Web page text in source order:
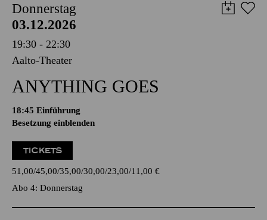
Donnerstag
03.12.2026
19:30 - 22:30
Aalto-Theater
ANYTHING GOES
18:45 Einführung
Besetzung einblenden
TICKETS
51,00 45,00 35,00 30,00 23,00 11,00 €
Abo 4: Donnerstag